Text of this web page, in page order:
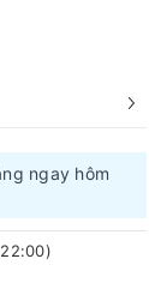
ngay hôm